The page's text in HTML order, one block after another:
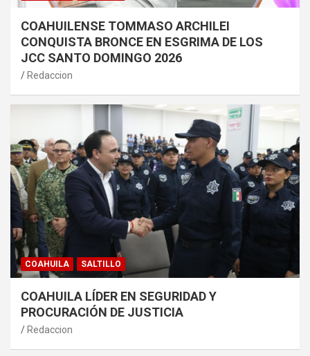
COAHUILENSE TOMMASO ARCHILEI
CONQUISTA BRONCE EN ESGRIMA DE LOS
JCC SANTO DOMINGO 2026
Redaccion
COAHUILA SALTILLO
COAHUILA LÍDER EN SEGURIDAD Y
PROCURACIÓN DE JUSTICIA
Redaccion